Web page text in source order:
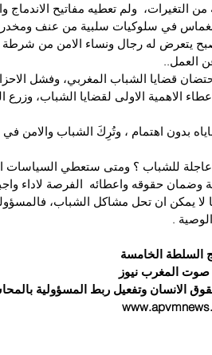
التغيرات،  ولم تعطيه مفاتيح الاندماج
في سلوكيات سلبية من عنف
اصبح يتعرض له رجال ونساء الامن من
العمل..
قضايا الشباب المغربي، وفشل
الاهمية الاولى لقضايا الشباب، وزرع
بدون اهتمام ، وتُرِكَ الشباب والامن في
للشباب ؟ ومتى ستعطي السياسات
حقوقه واعطائه  الفرصة لاداء
لا يمكن ان تحل مشاكل الشباب،
.
السلطة الخامسة
صوت المغرب نيوز
الانسان وتفعيل ربط المسؤولية